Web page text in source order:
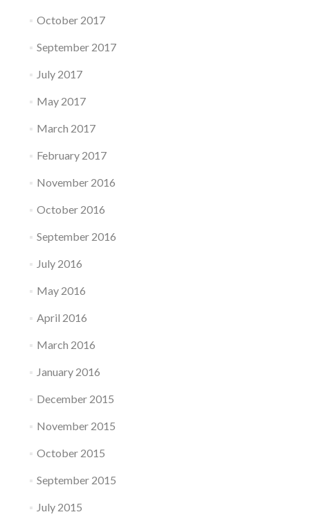
October 2017
September 2017
July 2017
May 2017
March 2017
February 2017
November 2016
October 2016
September 2016
July 2016
May 2016
April 2016
March 2016
January 2016
December 2015
November 2015
October 2015
September 2015
July 2015